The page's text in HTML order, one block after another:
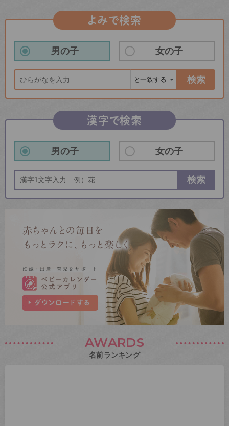
よみで検索
男の子 女の子
検索
漢字で検索
男の子 女の子
検索
AWARDS
名前ランキング